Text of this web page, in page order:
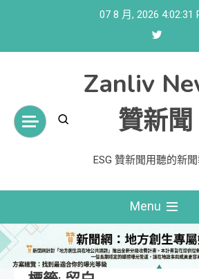
07 8 月, 2026 4:02:32
Zanliv
贊新聞
ESG 贊新聞用聽的新
Menu